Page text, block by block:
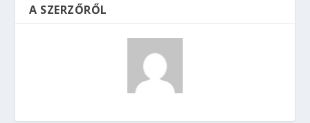
A SZERZŐRŐL